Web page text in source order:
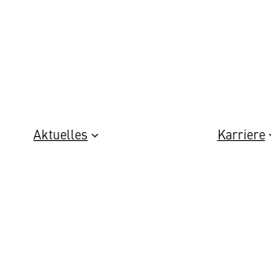
Aktuelles Karriere